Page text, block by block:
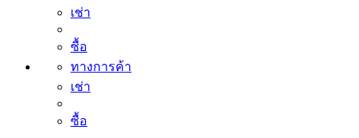
เช่า
ซื้อ
ทางการค้า
เช่า
ซื้อ